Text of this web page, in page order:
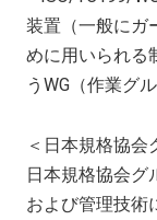
装置（一般にガ
めに用いられる
う WG （作業グ
＜日本規格協会
日本規格協会グ
および管理技術